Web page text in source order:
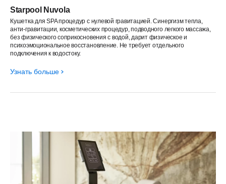
Starpool Nuvola
Кушетка для SPA процедур с нулевой гравитацией. Синергизм тепла,
анти-гравитации, косметических процедур, подводного легкого массажа,
без физического соприкосновения с водой, дарит физическое и
психоэмоциональное восстановление. Не требует отдельного
подключения к водостоку.
Узнать больше